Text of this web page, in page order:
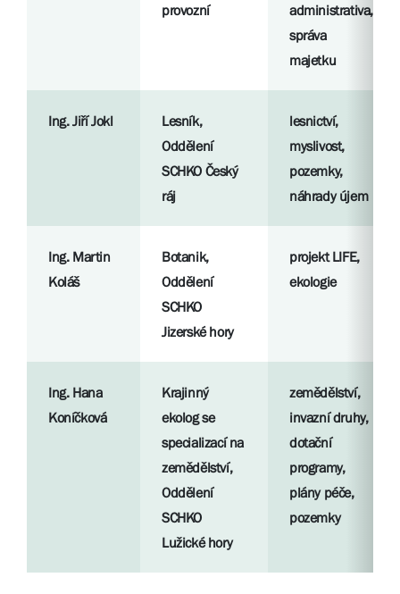
provozní
administrativa,
správa
majetku
Ing. Jiří Jokl
Lesník,
Oddělení
SCHKO Český
ráj
lesnictví,
myslivost,
pozemky,
náhrady újem
Ing. Martin
Koláš
Botanik,
Oddělení
SCHKO
Jizerské hory
projekt LIFE,
ekologie
Ing. Hana
Koníčková
Krajinný
ekolog se
specializací na
zemědělství,
Oddělení
SCHKO
Lužické hory
zemědělství,
invazní druhy,
dotační
programy,
plány péče,
pozemky